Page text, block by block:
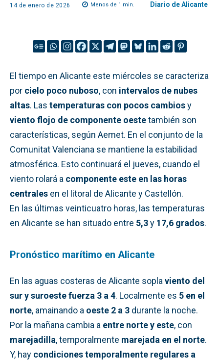
14 de enero de 2026 Menos de 1 min. Diario de Alicante
El tiempo en Alicante este miércoles se caracteriza
por cielo poco nuboso, con intervalos de nubes
altas. Las temperaturas con pocos cambiosy
viento flojo de componente oestetambién son
características, según Aemet. En el conjunto de la
Comunitat Valenciana se mantiene la estabilidad
atmosférica. Esto continuará el jueves, cuando el
viento rolará a componente este en las horas
centrales en el litoral de Alicante y Castellón.
En las últimas veinticuatro horas, las temperaturas
en Alicante se han situado entre 5,3y 17,6 grados.
Pronóstico marítimo en Alicante
En las aguas costeras de Alicante sopla viento del
sur y suroeste fuerza 3 a 4. Localmente es 5 en el
norte, amainando a oeste 2 a 3 durante la noche.
Por la mañana cambia a entre norte y este, con
marejadilla, temporalmente marejada en el norte.
Y, hay condiciones temporalmente regulares a